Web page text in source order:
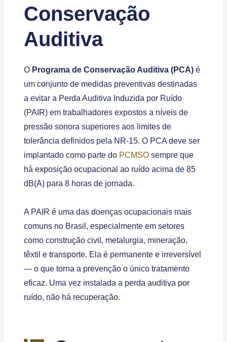
Conservação
Auditiva
O Programa de Conservação Auditiva (PCA)é
um conjunto de medidas preventivas destinadas
a evitar a Perda Auditiva Induzida por Ruído
(PAIR) em trabalhadores expostos a níveis de
pressão sonora superiores aos limites de
tolerância definidos pela NR-15. O PCA deve ser
implantado como parte do PCMSOsempre que
há exposição ocupacional ao ruído acima de 85
dB(A) para 8 horas de jornada.
A PAIR é uma das doenças ocupacionais mais
comuns no Brasil, especialmente em setores
como construção civil, metalurgia, mineração,
têxtil e transporte. Ela é permanente e irreversível
— o que torna a prevenção o único tratamento
eficaz. Uma vez instalada a perda auditiva por
ruído, não há recuperação.